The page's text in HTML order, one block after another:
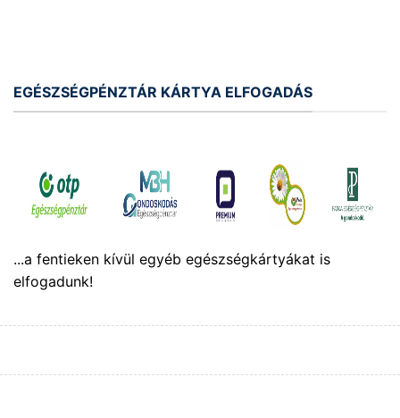
EGÉSZSÉGPÉNZTÁR KÁRTYA ELFOGADÁS
...a fentieken kívül egyéb egészségkártyákat is
elfogadunk!